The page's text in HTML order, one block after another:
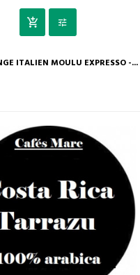
ITALIEN MOULU EXPRESSO -...